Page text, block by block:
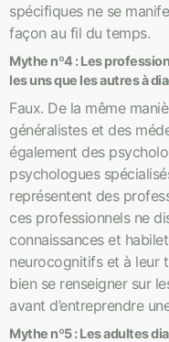
spécifiques ne se
façon au fil du temps.
Mythe nº4 : Les
les uns que les autres à
Faux. De la même
généralistes et des
également des
psychologues
représentent des
ces professionnels ne
connaissances et
neurocognitifs et à leur
bien se renseigner sur
avant d’entreprendre
Mythe nº5 : Les adultes